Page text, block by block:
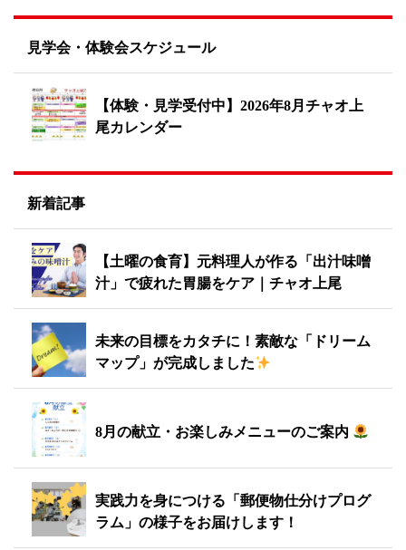
見学会・体験会スケジュール
【体験・見学受付中】2026年8月チャオ上
尾カレンダー
新着記事
【土曜の食育】元料理人が作る「出汁味噌
汁」で疲れた胃腸をケア｜チャオ上尾
未来の目標をカタチに！素敵な「ドリーム
マップ」が完成しました
8月の献立・お楽しみメニューのご案内
実践力を身につける「郵便物仕分けプログ
ラム」の様子をお届けします！